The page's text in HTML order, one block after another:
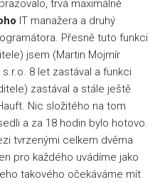
trvá maximálně
IT manažera a druhý
Přesně tuto funkci
jsem (Martin Mojmír
8 let zastával a funkci
zastával a stále ještě
Nic složitého na tom
a za 18 hodin bylo hotovo.
tvrzenými celkem dvěma
pro každého uvádíme jako
takového očekáváme mít